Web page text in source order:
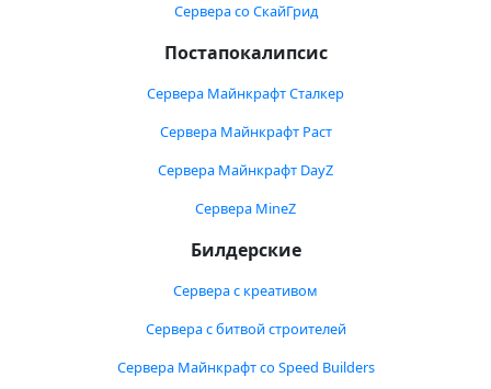
Сервера со СкайГрид
Постапокалипсис
Сервера Майнкрафт Сталкер
Сервера Майнкрафт Раст
Сервера Майнкрафт DayZ
Сервера MineZ
Билдерские
Сервера с креативом
Сервера с битвой строителей
Сервера Майнкрафт со Speed Builders